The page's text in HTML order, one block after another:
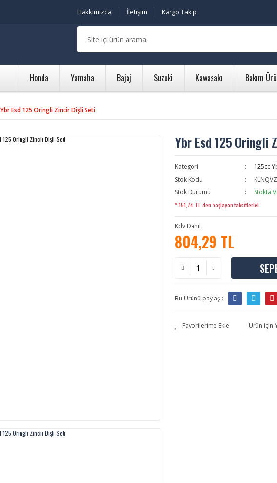
Hakkımızda İletişim Kargo Takip
Honda Yamaha Bajaj Suzuki Kawasakı Bakım
Ybr Esd 125 Oringli Zincir Dişli Seti
Ybr Esd 125 Oringli
Kategori
125cc
Stok Kodu
Stok Durumu
Stokta
* 151,74 TL den başlayan taksitlerle!
Kdv Dahil
804,29 TL
Bu Ürünü paylaş :
Ürün için